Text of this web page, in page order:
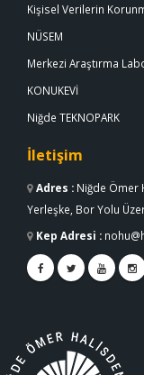
Kişisel Verilerin
NÜSEM
Merkezi Araştırma
KONUKEVİ
Niğde TEKNOPARK
İletişim
Adres : Niğde Ömer
Yerleşke, Bor Yolu
Kep Adresi :